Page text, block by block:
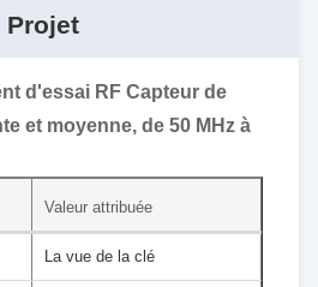
Projet
d'essai RF Capteur de
et moyenne, de 50 MHz à
Valeur attribuée
La vue de la clé